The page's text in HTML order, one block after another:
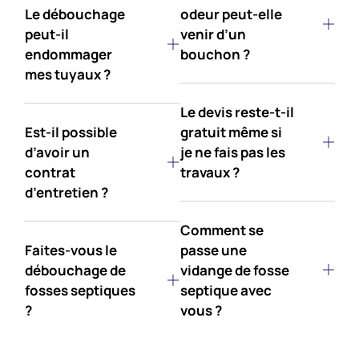
Le débouchage
peut-il
endommager
mes tuyaux ?
Est-il possible
d’avoir un
contrat
d’entretien ?
Faites-vous le
débouchage de
fosses septiques
?
odeur peut-elle
venir d’un
bouchon ?
Le devis reste-t-il
gratuit même si
je ne fais pas les
travaux ?
Comment se
passe une
vidange de fosse
septique avec
vous ?